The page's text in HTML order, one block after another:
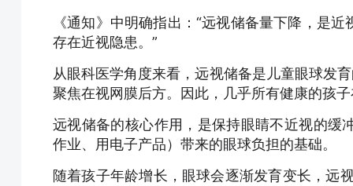
《通知》中明确指出：“远视储备量下降，是
存在近视隐患。”
从眼科医学角度来看，远视储备是儿童眼球发
聚焦在视网膜后方。因此，几乎所有健康的孩
远视储备的核心作用，是保持眼睛不近视的缓
作业、用电子产品）带来的眼球负担的基础。
随着孩子年龄增长，眼球会逐渐发育变长，远